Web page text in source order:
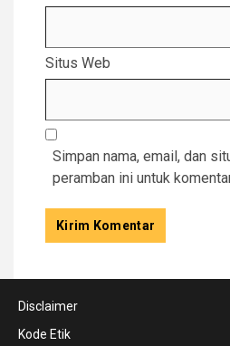
Situs Web
Simpan nama, email, dan
peramban ini untuk
Disclaimer
Kode Etik